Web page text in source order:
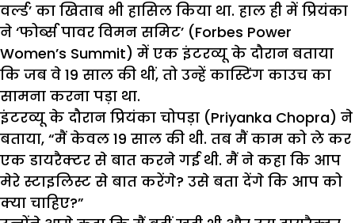
वर्ल्ड’ का खिताब भी हासिल किया था. हाल ही में प्रियंका
ने ‘फोर्ब्स पावर विमन समिट’ (Forbes Power
Women’s Summit) में एक इंटरव्यू के दौरान बताया
कि जब वे 19 साल की थीं, तो उन्हें कास्टिंग काउच का
सामना करना पड़ा था.
इंटरव्यू के दौरान प्रियंका चोपड़ा (Priyanka Chopra) ने
बताया, “मैं केवल 19 साल की थी. तब मैं काम को ले कर
एक डायरैक्टर से बात करने गई थी. मैं ने कहा कि आप
मेरे स्टाइलिस्ट से बात करेंगे? उसे बता देंगे कि आप को
क्या चाहिए?”